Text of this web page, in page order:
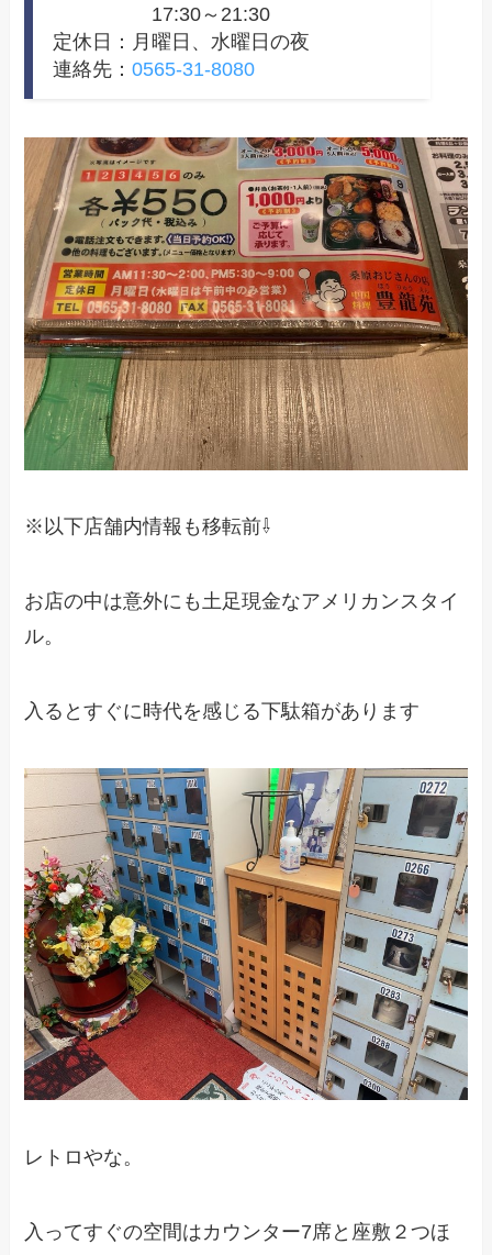
17:30～21:30
定休日：月曜日、水曜日の夜
連絡先：0565-31-8080
※以下店舗内情報も移転前⇩
お店の中は意外にも土足現金なアメリカンスタイ
ル。
入るとすぐに時代を感じる下駄箱があります
レトロやな。
入ってすぐの空間はカウンター7席と座敷２つほ